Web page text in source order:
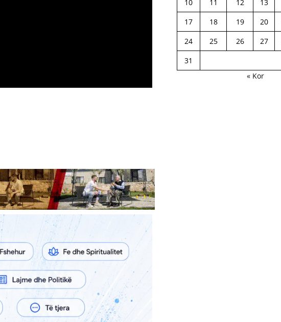
10 11 12 13
17
18 19 20
24
25 26 27
31
« Kor